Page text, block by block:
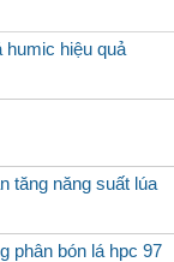
humic hiệu quả
tăng năng suất lúa
phân bón lá hpc 97